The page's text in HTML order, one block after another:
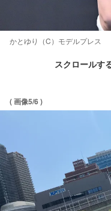
かとゆり（C）モデルプレス
スクロールす
( 画像5/6 )